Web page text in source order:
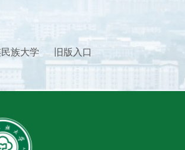
族大学 旧版入口